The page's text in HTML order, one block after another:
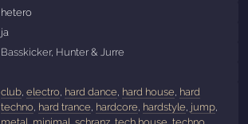
hetero
ja
Basskicker, Hunter& Jurre
club, electro, hard dance, hard house, hard
techno, hard trance, hardcore, hardstyle, jump,